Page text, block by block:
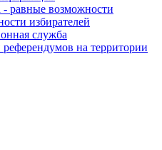
- равные возможности
избирателей
служба
на территории